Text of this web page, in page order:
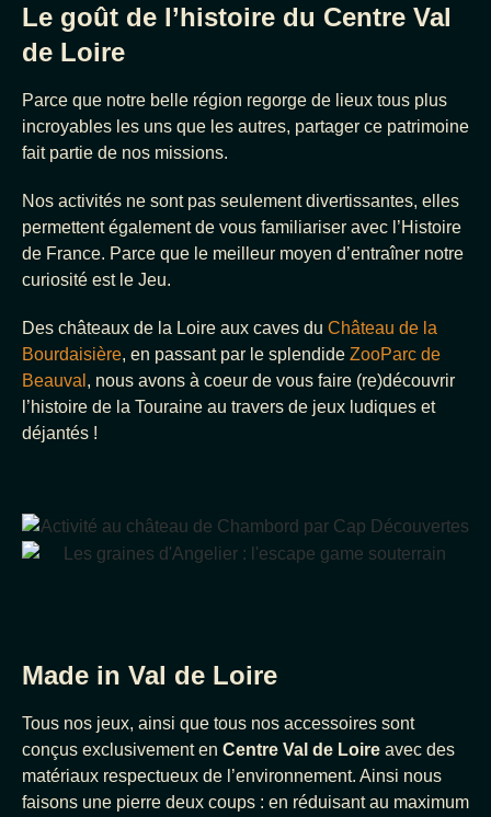
Le goût de l’histoire du Centre Val
de Loire
Parce que notre belle région regorge de lieux tous plus
incroyables les uns que les autres, partager ce patrimoine
fait partie de nos missions.
Nos activités ne sont pas seulement divertissantes, elles
permettent également de vous familiariser avec l’Histoire
de France. Parce que le meilleur moyen d’entraîner notre
curiosité est le Jeu.
Des châteaux de la Loire aux caves du Château de la
Bourdaisière, en passant par le splendide ZooParc de
Beauval , nous avons à coeur de vous faire (re)découvrir
l’histoire de la Touraine au travers de jeux ludiques et
déjantés !
Made in Val de Loire
Tous nos jeux, ainsi que tous nos accessoires sont
conçus exclusivement en Centre Val de Loire avec des
matériaux respectueux de l’environnement. Ainsi nous
faisons une pierre deux coups : en réduisant au maximum